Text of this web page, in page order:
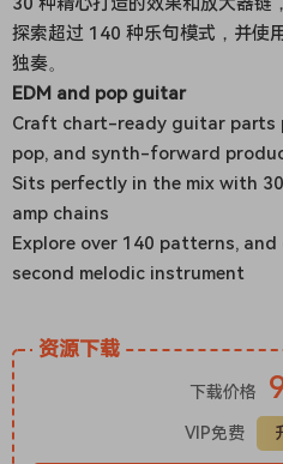
探索超过 140 种乐句模式，并使
独奏。
EDM and pop guitar
Craft chart-ready guitar parts
pop, and synth-forward
Sits perfectly in the mix with
amp chains
Explore over 140 patterns,
second melodic instrument
资源下载
下载价格
VIP免费